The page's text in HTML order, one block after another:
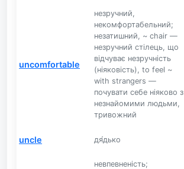
uncomfortable
незручний,
некомфортабельний;
незатишний, ~ chair —
незручний стілець, що
відчуває незручність
(ніяковість), to feel ~
with strangers —
почувати себе ніяково з
незнайомими людьми,
тривожний
uncle дя́дько
невпевненість;